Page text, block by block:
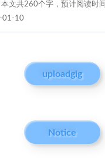
本文共260个字，预计阅读时
01-10
uploadgig
Notice